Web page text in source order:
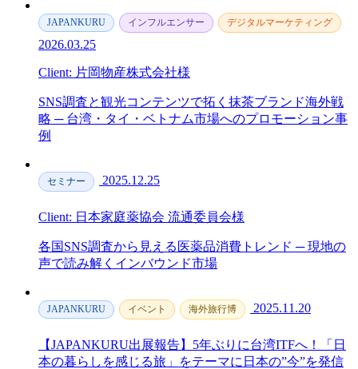
JAPANKURU インフルエンサー デジタルマーケティング
2026.03.25
Client: 片岡物産株式会社様
SNS調査と観光コンテンツで拓く抹茶ブランド海外戦
略 ─ 台湾・タイ・ベトナム市場へのプロモーション事
例
セミナー 2025.12.25
Client: 日本家庭薬協会 流通委員会様
各国SNS調査から見える医薬品消費トレンド ─ 現地の
声で読み解くインバウンド市場
JAPANKURU イベント 海外旅行博 2025.11.20
【JAPANKURU出展報告】5年ぶりに台湾ITFへ！「日
本の暮らしを感じる旅」をテーマに日本の”今”を発信